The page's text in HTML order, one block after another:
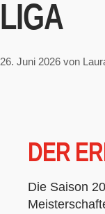
Zum
Inhalt
LIGA
26. Juni 2026 von
DER
Die Saison